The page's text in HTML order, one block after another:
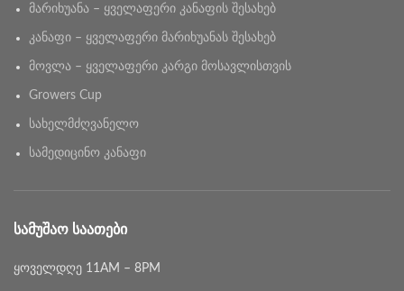
მარიხუანა – ყველაფერი კანაფის შესახებ
კანაფი – ყველაფერი მარიხუანას შესახებ
მოვლა – ყველაფერი კარგი მოსავლისთვის
Growers Cup
სახელმძღვანელო
სამედიცინო კანაფი
ᲡᲐᲛᲣᲨᲐᲝ ᲡᲐᲐᲗᲔᲑᲘ
ყოველდღე 11AM – 8PM